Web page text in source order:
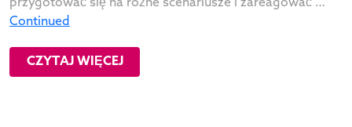
przygotować się na różne scenariusze i zareagować …
Continued
CZYTAJ WIĘCEJ